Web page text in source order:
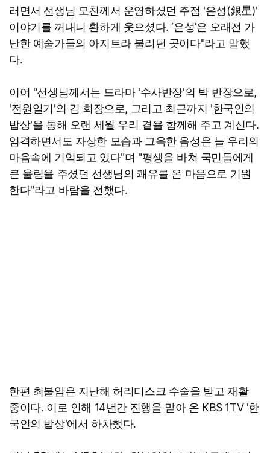
러면서 선생님 모친께서 운영하셨던 주점 '은성(銀星)'
이야기를 꺼내니 환하게 웃으셨다. ‘은성’은 오래전 가
난한 예술가들의 아지트라 불리던 곳이다"라고 말했
다.
이어 "선생님께서는 드라마 '수사반장'의 박 반장으로,
'전원일기'의 김 회장으로, 그리고 최근까지 '한국인의
밥상'을 통해 오랜 세월 우리 곁을 함께해 주고 계신다.
엄격하면서도 자상한 모습과 그윽한 음성은 늘 우리의
마음속에 기억되고 있다"며 "평생을 바쳐 국민들에게
큰 울림을 주셨던 선생님의 쾌유를 온 마음으로 기원
한다"라고 바람을 전했다.
한편 최불암은 지난해 허리디스크 수술을 받고 재활
중이다. 이로 인해 14년간 진행을 맡아 온 KBS 1TV '한
국인의 밥상'에서 하차했다.